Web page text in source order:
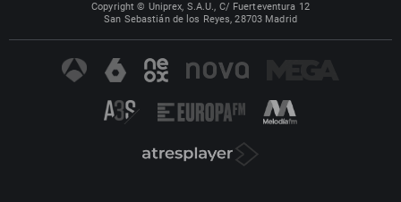
Copyright © Uniprex, S.A.U., C/ Fuerteventura 12
San Sebastián de los Reyes, 28703 Madrid